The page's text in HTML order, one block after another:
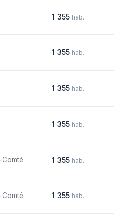
1 355 hab.
1 355 hab.
1 355 hab.
1 355 hab.
1 355 hab.
1 355 hab.